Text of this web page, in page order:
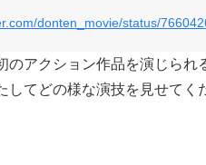
donten_movie/status/
のアクション作品を演じら
してどの様な演技を見せて